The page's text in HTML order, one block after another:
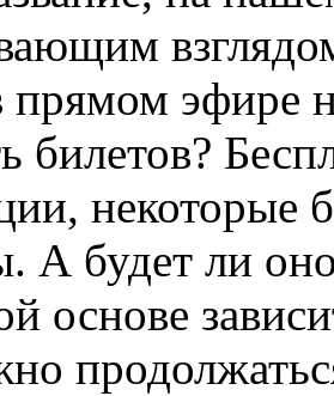
прямом эфире
билетов?
некоторые
А будет ли
основе